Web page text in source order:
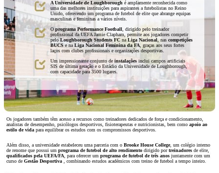
A Universidade de Loughborough é amplamente reconhecida como
uma das melhores instituições para aspirantes a futebolistas no Reino
Unido, oferecendo um programa de futebol de elite que abrange equipas
masculinas e femininas a vários níveis.
O programa Performance Football , dirigido pelo treinador
profissional da UEFA Jamie Clapham, permite aos jogadores competir
peloLoughborough Students FC na Liga Nacional, nas competições
BUCS e na Liga Nacional Feminina da FA , graças aos seus fortes
laços com clubes profissionais e organizações desportivas.
Um impressionante conjunto de instalações inclui campos artificiais
SIS de última geração e o Estádio da Universidade de Loughborough,
com capacidade para 3500 lugares.
Os jogadores também têm acesso a recursos como treinadores dedicados de força e condicionamento,
analistas de desempenho, psicólogos desportivos, fisioterapeutas e nutricionistas, bem como apoio ao
estilo de vida para equilibrar os estudos com os compromissos desportivos.
Além disso, a universidade estabeleceu uma parceria com o Brooke House College, um colégio interno
de renome que possui um programa de futebol de alto rendimento dirigido portreinadores de elite,
qualificados pela UEFA/FA, para oferecer um programa de futebol de três anos juntamente com um
curso de Gestão Desportiva , combinando estudos académicos com treino de futebol a tempo inteiro.